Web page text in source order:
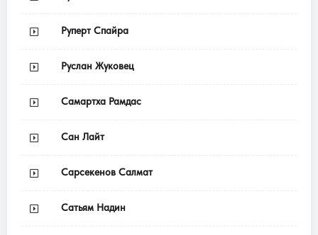
Руперт Спайра
Руслан Жуковец
Самартха Рамдас
Сан Лайт
Сарсекенов Салмат
Сатьям Надин